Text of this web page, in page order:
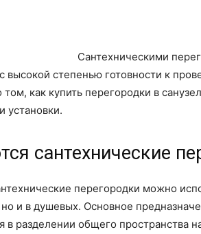
Сантехническими
высокой степенью готовности к
как купить перегородки в
установки.
сантехнические
перегородки можно
и в душевых. Основное
в разделении общего пространства